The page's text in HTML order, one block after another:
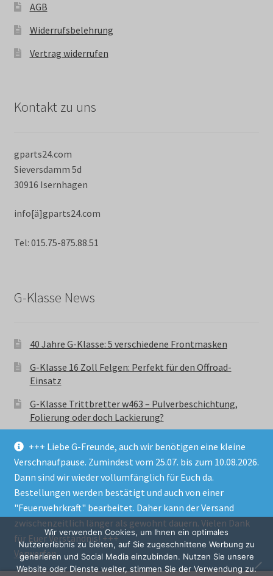
+++ Liebe G-Freunde, auch wir benötigen eine kleine
Verschnaufpause. Zumindest vom 25.07. bis zum 10.08.2026.
Dann sind wir wieder vollumfänglich für Euch da.
Bestellungen werden bestätigt und auch von einer
"Feuerwehrkraft" bearbeitet. Daher kann der Versand
zwischenzeitlich länger als gewohnt dauern. Vielen Dank
für Euer Verständnis! +++
Verwerfen
AGB
Widerrufsbelehrung
Vertrag widerrufen
Kontakt zu uns
gparts24.com
Sieversdamm 5d
30916 Isernhagen
info[ä]gparts24.com
Tel: 015.75-875.88.51
G-Klasse News
40 Jahre G-Klasse: 5 verschiedene Frontmasken
G-Klasse 16 Zoll Felgen: Perfekt für den Offroad-
Einsatz
G-Klasse Trittbretter w463 – Pulverbeschichtung,
Folierung oder doch Lackierung?
© GParts24 - G-Klasse w463 Trittbretter, Felgen,
Ersatzteile & Zubebehör.
Datenschutzerklärung
Alle Preise inkl. der gesetzlichen MwSt.
Wir verwenden Cookies, um Ihnen ein optimales
Nutzererlebnis zu bieten, auf Sie zugeschnittene Werbung zu
generieren und Social Media einzubinden. Nutzen Sie unsere
Website oder Dienste weiter, stimmen Sie der Verwendung zu.